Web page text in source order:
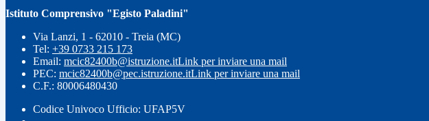
Istituto Comprensivo "Egisto Paladini"
Via Lanzi, 1 - 62010 - Treia (MC)
Tel: +39 0733 215 173
Email: mcic82400b@istruzione.itLink per inviare una mail
PEC: mcic82400b@pec.istruzione.itLink per inviare una mail
C.F.: 80006480430
Codice Univoco Ufficio: UFAP5V